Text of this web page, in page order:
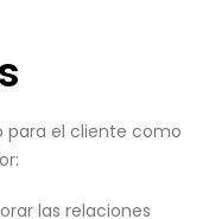
para el cliente como
las relaciones